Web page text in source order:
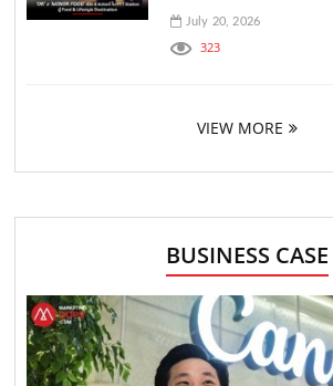
July 20, 2026
323
VIEW MORE
BUSINESS CASE